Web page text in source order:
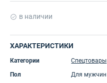
в наличии
ХАРАКТЕРИСТИКИ
Категории
Спецтовары
Пол
Для мужчин